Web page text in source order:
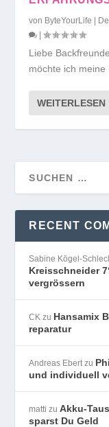
von ByteYourLife |
|
Liebe
möchte ich meine
WEITERLESEN
RECENT
Sabine Kögel-
Kreisschneider
vergrössern
CK zu Hansamix
reparatur
Andreas Ebert zu
und individuell
matti zuAkku-
sparst Du Geld